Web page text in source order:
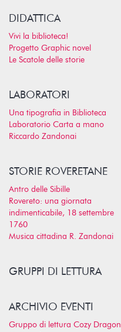
DIDATTICA
Vivi la biblioteca!
Progetto Graphic novel
Le Scatole delle storie
LABORATORI
Una tipografia in Biblioteca
Laboratorio Carta a mano
Riccardo Zandonai
STORIE ROVERETANE
Antro delle Sibille
Rovereto: una giornata
indimenticabile, 18 settembre
1760
Musica cittadina R. Zandonai
GRUPPI DI LETTURA
ARCHIVIO EVENTI
Gruppo di lettura Cozy Dragon